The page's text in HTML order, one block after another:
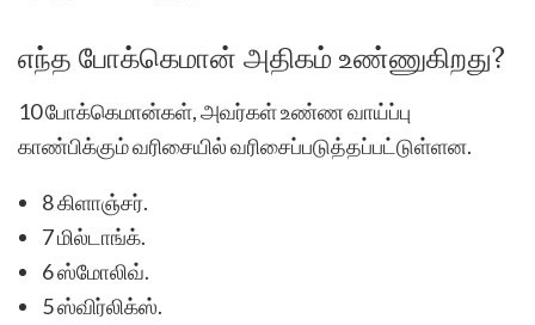
எந்த போக்கெமான் அதிகம் உண்ணுகிறது?
10 போக்கெமான்கள், அவர்கள் உண்ண வாய்ப்பு
காண்பிக்கும் வரிசையில் வரிசைப்படுத்தப்பட்டுள்ளன.
8 கிளாஞ்சர்.
7 மில்டாங்க்.
6 ஸ்மோலிவ்.
5 ஸ்விர்லிக்ஸ்.